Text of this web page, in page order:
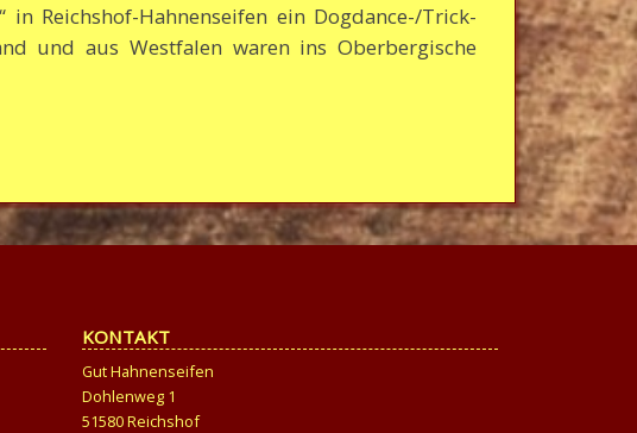
Reichshof-Hahnenseifen ein Dogdance-/Trick-
und aus Westfalen waren ins Oberbergische
KONTAKT
Gut Hahnenseifen
Dohlenweg 1
51580 Reichshof